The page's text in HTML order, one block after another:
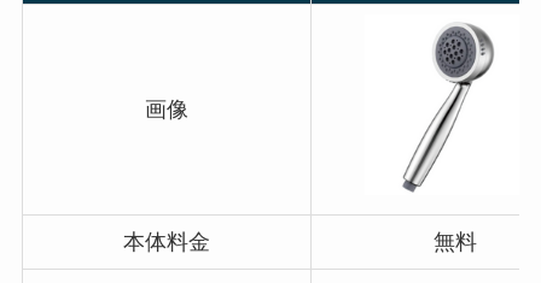
画像
本体料金 無料